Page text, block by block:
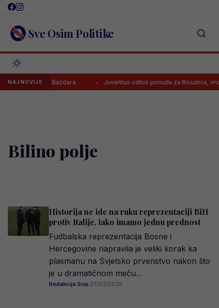
Skip
content Sve Osim Politike
NAJNOVIJE
prodajom Baždara Juventus odbio ponudu za Bosanca,
Bilino polje
Historija ne ide na ruku reprezentaciji BiH
protiv Italije, iako imamo jednu prednost
Fudbalska reprezentacija Bosne i
Hercegovine napravila je veliki korak ka
plasmanu na Svjetsko prvenstvo nakon što
je u dramatičnom meču…
Redakcija Sop·27/03/2026